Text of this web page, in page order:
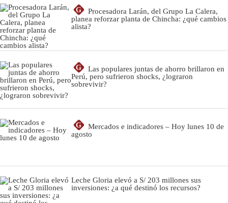
G
Procesadora Larán, del Grupo La Calera,
planea reforzar planta de Chincha: ¿qué cambios
alista?
G
Las populares juntas de ahorro brillaron en
Perú, pero sufrieron shocks, ¿lograron
sobrevivir?
G
Mercados e indicadores – Hoy lunes 10 de
agosto
Leche Gloria elevó a S/ 203 millones sus
inversiones: ¿a qué destinó los recursos?